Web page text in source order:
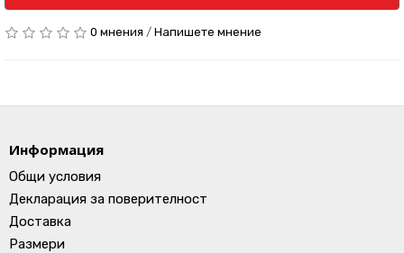
0 мнения / Напишете мнение
Информация
Общи условия
Декларация за поверителност
Доставка
Размери